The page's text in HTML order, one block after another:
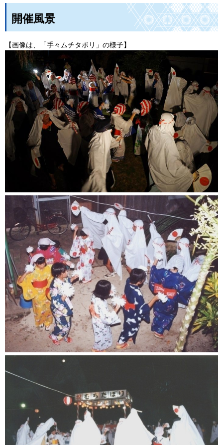
開催風景
【画像は、「手々ムチタボリ」の様子】